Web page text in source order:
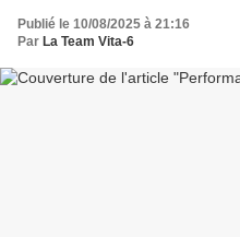
Publié le 10/08/2025 à 21:16
Par La Team Vita-6